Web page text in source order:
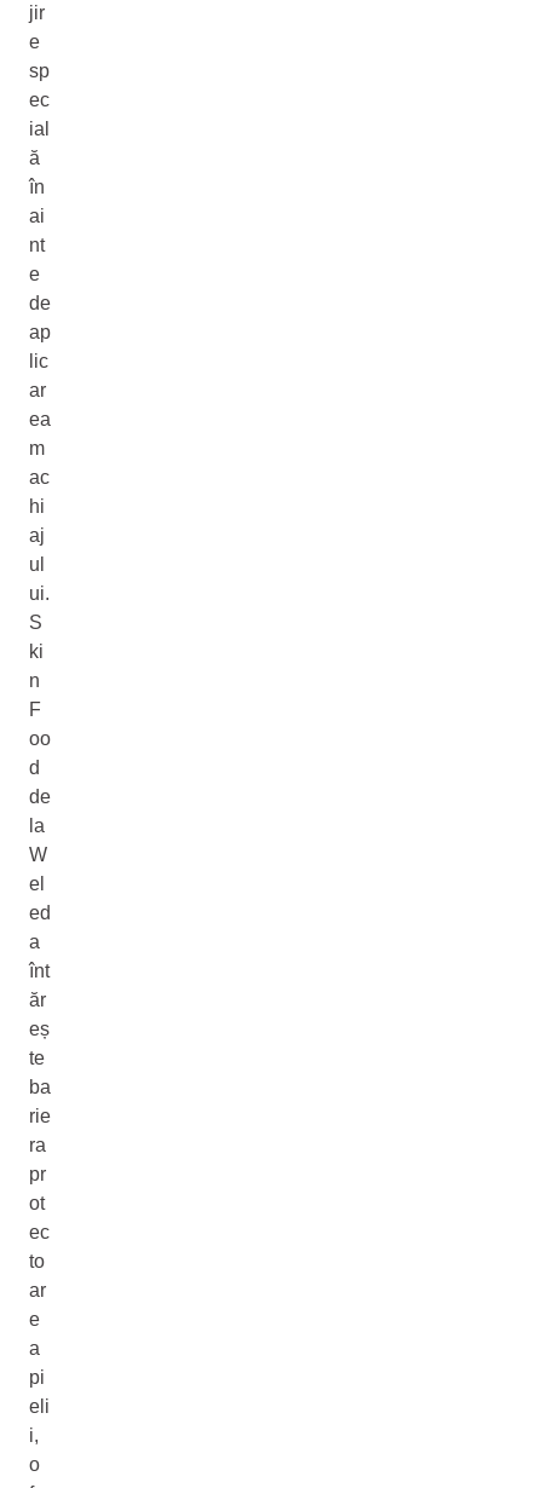
jir
e
sp
ec
ial
ă
în
ai
nt
e
de
ap
lic
ar
ea
m
ac
hi
aj
ul
ui.
S
ki
n
F
oo
d
de
la
W
el
ed
a
înt
ăr
eș
te
ba
rie
ra
pr
ot
ec
to
ar
e
a
pi
eli
i,
o